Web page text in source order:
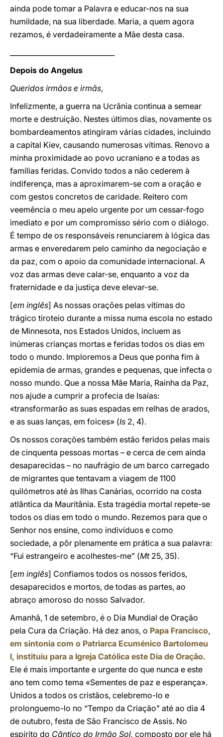
ainda pode tomar a Palavra e educar-nos na sua
humildade, na sua liberdade. Maria, a quem agora
rezamos, é verdadeiramente a Mãe desta casa.
Depois do Angelus
Queridos irmãos e irmãs,
Infelizmente, a guerra na Ucrânia continua a semear
morte e destruição. Nestes últimos dias, novamente os
bombardeamentos atingiram várias cidades, incluindo
a capital Kiev, causando numerosas vítimas. Renovo a
minha proximidade ao povo ucraniano e a todas as
famílias feridas. Convido todos a não cederem à
indiferença, mas a aproximarem-se com a oração e
com gestos concretos de caridade. Reitero com
veemência o meu apelo urgente por um cessar-fogo
imediato e por um compromisso sério com o diálogo.
É tempo de os responsáveis renunciarem à lógica das
armas e enveredarem pelo caminho da negociação e
da paz, com o apoio da comunidade internacional. A
voz das armas deve calar-se, enquanto a voz da
fraternidade e da justiça deve elevar-se.
[em inglês] As nossas orações pelas vítimas do
trágico tiroteio durante a missa numa escola no estado
de Minnesota, nos Estados Unidos, incluem as
inúmeras crianças mortas e feridas todos os dias em
todo o mundo. Imploremos a Deus que ponha fim à
epidemia de armas, grandes e pequenas, que infecta o
nosso mundo. Que a nossa Mãe Maria, Rainha da Paz,
nos ajude a cumprir a profecia de Isaías:
«transformarão as suas espadas em relhas de arados,
e as suas lanças, em foices» (Is 2, 4).
Os nossos corações também estão feridos pelas mais
de cinquenta pessoas mortas – e cerca de cem ainda
desaparecidas – no naufrágio de um barco carregado
de migrantes que tentavam a viagem de 1100
quilómetros até às Ilhas Canárias, ocorrido na costa
atlântica da Mauritânia. Esta tragédia mortal repete-se
todos os dias em todo o mundo. Rezemos para que o
Senhor nos ensine, como indivíduos e como
sociedade, a pôr plenamente em prática a sua palavra:
“Fui estrangeiro e acolhestes-me” (Mt25, 35).
[em inglês] Confiamos todos os nossos feridos,
desaparecidos e mortos, de todas as partes, ao
abraço amoroso do nosso Salvador.
Amanhã, 1 de setembro, é o Dia Mundial de Oração
pela Cura da Criação. Há dez anos, o Papa Francisco,
em sintonia com o Patriarca Ecuménico Bartolomeu
I, instituiu para a Igreja Católica este Dia de Oração.
Ele é mais importante e urgente do que nunca e este
ano tem como tema «Sementes de paz e esperança».
Unidos a todos os cristãos, celebremo-lo e
prolonguemo-lo no “Tempo da Criação” até ao dia 4
de outubro, festa de São Francisco de Assis. No
espírito do Cântico do Irmão Sol, composto por ele há